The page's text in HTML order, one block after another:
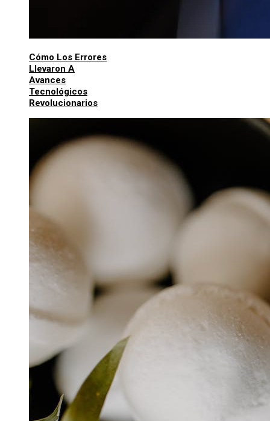
Cómo Los Errores
Llevaron A
Avances
Tecnológicos
Revolucionarios